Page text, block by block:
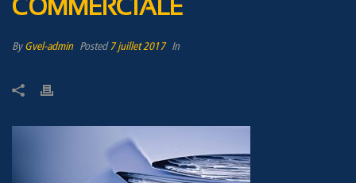
COMMERCIALE
By Gvel-admin Posted7 juillet 2017 In